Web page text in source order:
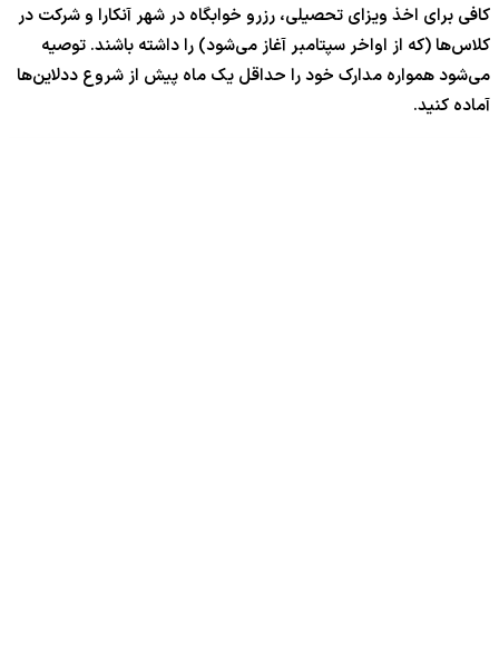
کافی برای اخذ ویزای تحصیلی، رزرو خوابگاه در شهر آنکارا و شرکت در
کلاس‌ها (که از اواخر سپتامبر آغاز می‌شود) را داشته باشند. توصیه
می‌شود همواره مدارک خود را حداقل یک ماه پیش از شروع ددلاین‌ها
آماده کنید.